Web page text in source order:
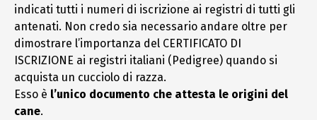
indicati tutti i numeri di iscrizione ai registri di tutti gli
antenati. Non credo sia necessario andare oltre per
dimostrare l’importanza del CERTIFICATO DI
ISCRIZIONE ai registri italiani (Pedigree) quando si
acquista un cucciolo di razza.
Esso è l’unico documento che attesta le origini del
cane.